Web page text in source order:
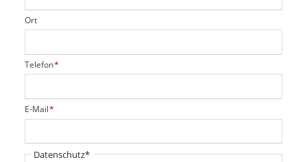
Ort
P
f
i
c
t
f
Telefon*
P
f
i
E-Mail*
Pflichtfeld
Datenschutz*